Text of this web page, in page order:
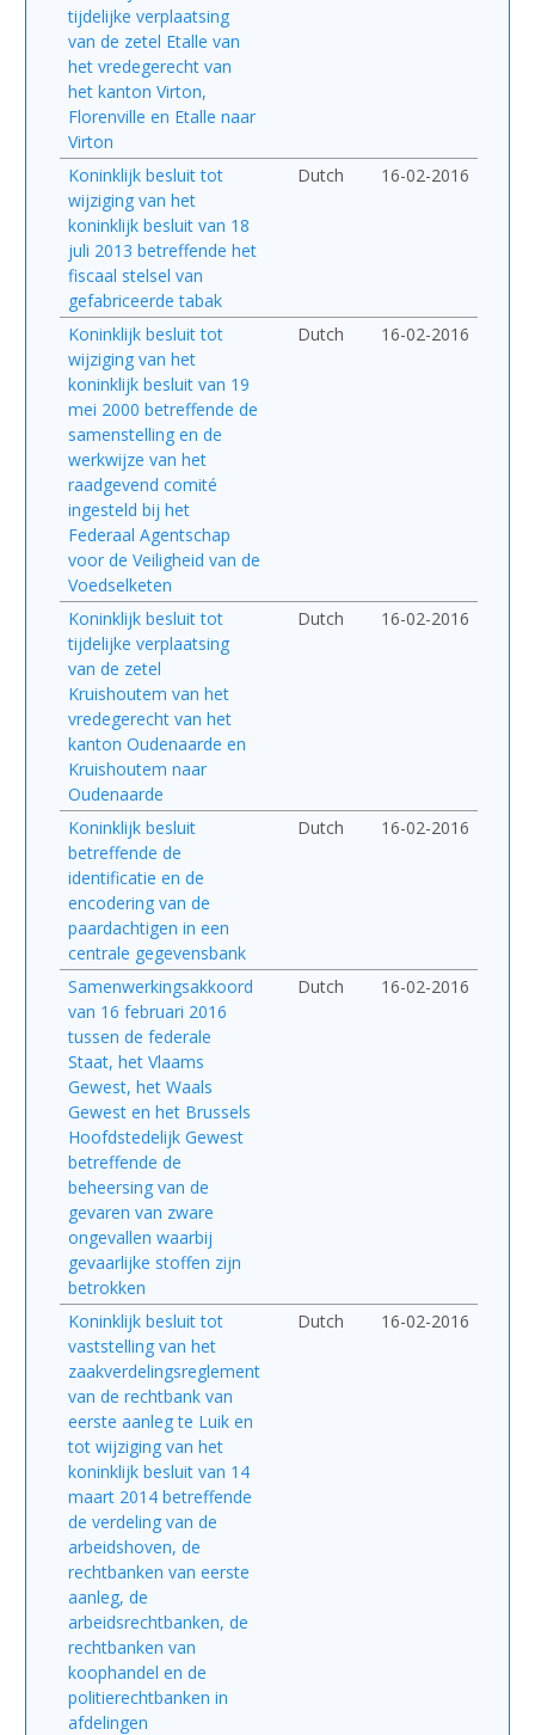
tijdelijke verplaatsing
van de zetel Etalle van
het vredegerecht van
het kanton Virton,
Florenville en Etalle naar
Virton
Koninklijk besluit tot
wijziging van het
koninklijk besluit van 18
juli 2013 betreffende het
fiscaal stelsel van
gefabriceerde tabak
Dutch 16-02-2016
Koninklijk besluit tot
wijziging van het
koninklijk besluit van 19
mei 2000 betreffende de
samenstelling en de
werkwijze van het
raadgevend comité
ingesteld bij het
Federaal Agentschap
voor de Veiligheid van de
Voedselketen
Dutch 16-02-2016
Koninklijk besluit tot
tijdelijke verplaatsing
van de zetel
Kruishoutem van het
vredegerecht van het
kanton Oudenaarde en
Kruishoutem naar
Oudenaarde
Dutch 16-02-2016
Koninklijk besluit
betreffende de
identificatie en de
encodering van de
paardachtigen in een
centrale gegevensbank
Dutch 16-02-2016
Samenwerkingsakkoord
van 16 februari 2016
tussen de federale
Staat, het Vlaams
Gewest, het Waals
Gewest en het Brussels
Hoofdstedelijk Gewest
betreffende de
beheersing van de
gevaren van zware
ongevallen waarbij
gevaarlijke stoffen zijn
betrokken
Dutch 16-02-2016
Koninklijk besluit tot
vaststelling van het
zaakverdelingsreglement
van de rechtbank van
eerste aanleg te Luik en
tot wijziging van het
koninklijk besluit van 14
maart 2014 betreffende
de verdeling van de
arbeidshoven, de
rechtbanken van eerste
aanleg, de
arbeidsrechtbanken, de
rechtbanken van
koophandel en de
politierechtbanken in
afdelingen
Dutch 16-02-2016